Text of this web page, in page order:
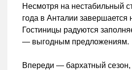
Несмотря на нестабильный
года в Анталии завершается
Гостиницы радуются
— выгодным предложениям.
Впереди — бархатный